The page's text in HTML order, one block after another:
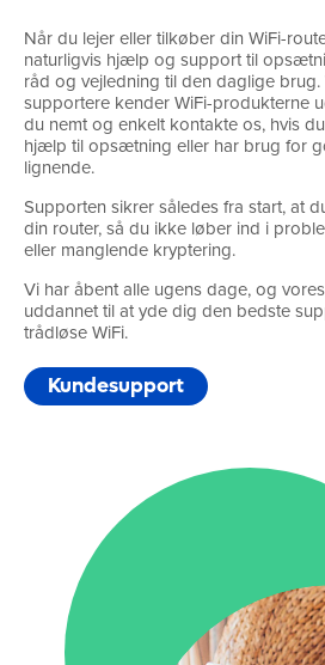
Når du lejer eller tilkøber din WiFi-
naturligvis hjælp og support til
råd og vejledning til den daglige brug.
supportere kender WiFi-produkterne
du nemt og enkelt kontakte os, hvis
hjælp til opsætning eller har brug for
lignende.
Supporten sikrer således fra start, at
din router, så du ikke løber ind i
eller manglende kryptering.
Vi har åbent alle ugens dage, og
uddannet til at yde dig den bedste
trådløse WiFi.
Kundesupport